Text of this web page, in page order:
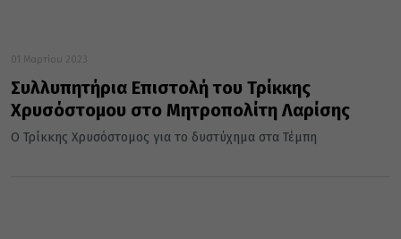
01 Μαρτίου 2023
Συλλυπητήρια Επιστολή του Τρίκκης
Χρυσόστομου στο Μητροπολίτη Λαρίσης
Ο Τρίκκης Χρυσόστομος για το δυστύχημα στα Τέμπη